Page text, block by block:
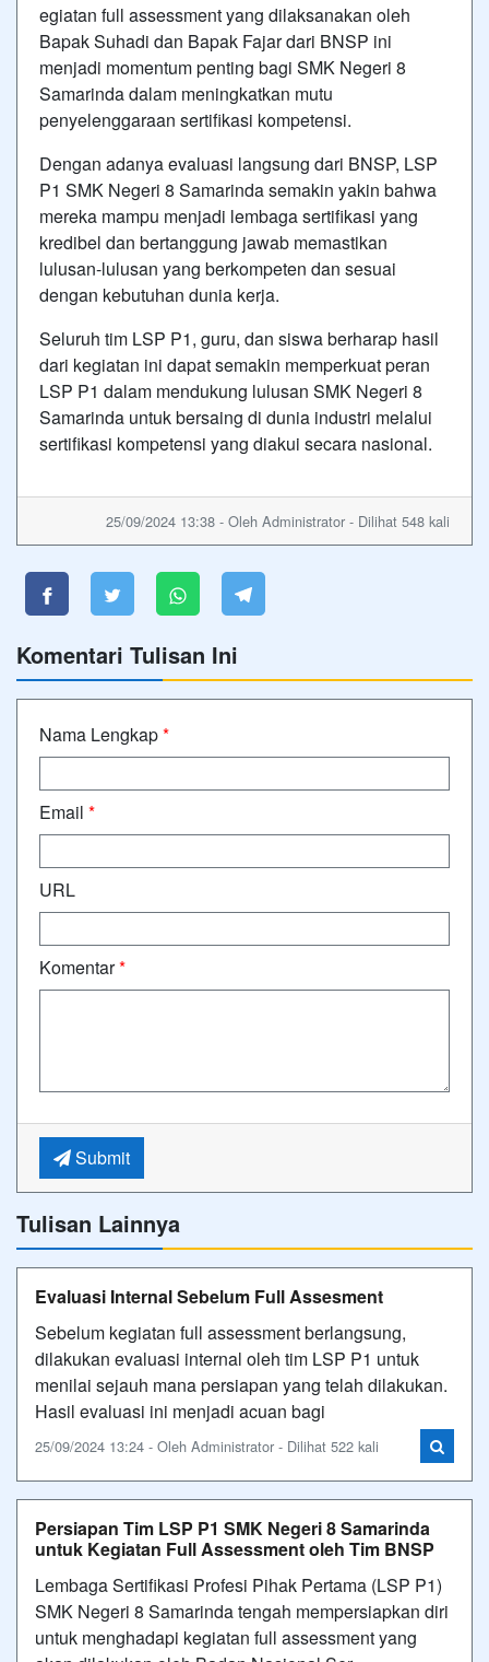
egiatan full assessment yang dilaksanakan oleh
Bapak Suhadi dan Bapak Fajar dari BNSP ini
menjadi momentum penting bagi SMK Negeri 8
Samarinda dalam meningkatkan mutu
penyelenggaraan sertifikasi kompetensi.
Dengan adanya evaluasi langsung dari BNSP, LSP
P1 SMK Negeri 8 Samarinda semakin yakin bahwa
mereka mampu menjadi lembaga sertifikasi yang
kredibel dan bertanggung jawab memastikan
lulusan-lulusan yang berkompeten dan sesuai
dengan kebutuhan dunia kerja.
Seluruh tim LSP P1, guru, dan siswa berharap hasil
dari kegiatan ini dapat semakin memperkuat peran
LSP P1 dalam mendukung lulusan SMK Negeri 8
Samarinda untuk bersaing di dunia industri melalui
sertifikasi kompetensi yang diakui secara nasional.
25/09/2024 13:38 - Oleh Administrator - Dilihat 548 kali
Komentari Tulisan Ini
Nama Lengkap*
Email *
URL
Komentar*
Submit
Tulisan Lainnya
Evaluasi Internal Sebelum Full Assesment
Sebelum kegiatan full assessment berlangsung,
dilakukan evaluasi internal oleh tim LSP P1 untuk
menilai sejauh mana persiapan yang telah dilakukan.
Hasil evaluasi ini menjadi acuan bagi
25/09/2024 13:24 - Oleh Administrator - Dilihat 522 kali
Persiapan Tim LSP P1 SMK Negeri 8 Samarinda
untuk Kegiatan Full Assessment oleh Tim BNSP
Lembaga Sertifikasi Profesi Pihak Pertama (LSP P1)
SMK Negeri 8 Samarinda tengah mempersiapkan diri
untuk menghadapi kegiatan full assessment yang